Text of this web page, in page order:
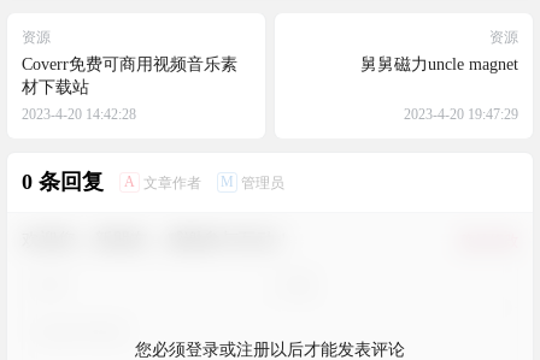
资源
Coverr免费可商用视频音乐素
材下载站
2023-4-20 14:42:28
资源
舅舅磁力uncle magnet
2023-4-20 19:47:29
0 条回复 A 文章作者 M 管理员
您必须登录或注册以后才能发表评论